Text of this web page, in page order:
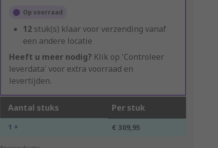
Op voorraad
12 stuk(s) klaar voor verzending vanaf
een andere locatie
Heeft u meer nodig? Klik op 'Controleer
leverdata' voor extra voorraad en
levertijden.
Aantal stuks Per stuk
1 + € 309,95